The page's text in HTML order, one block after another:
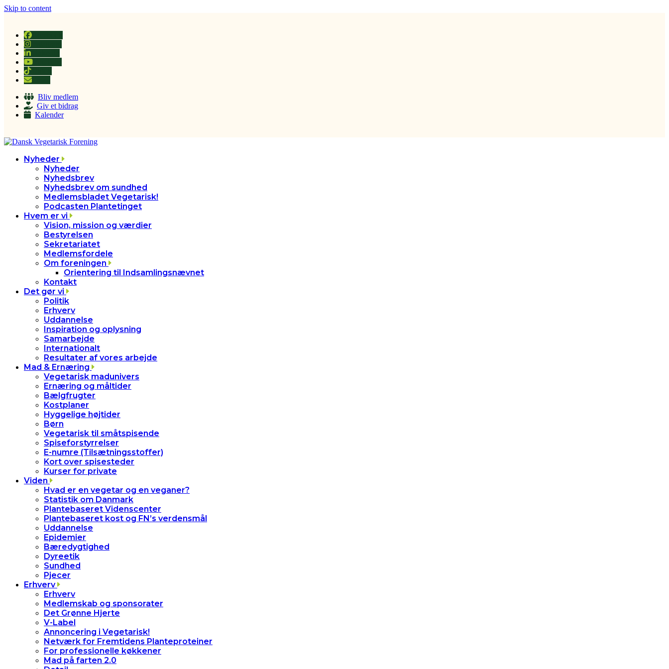
Skip to content
Tiktok
Bliv medlem
Giv et bidrag
Kalender
Nyheder
Nyheder
Nyhedsbrev
Nyhedsbrev om sundhed
Medlemsbladet Vegetarisk!
Podcasten Plantetinget
Hvem er vi
Vision, mission og værdier
Bestyrelsen
Sekretariatet
Medlemsfordele
Om foreningen
Orientering til Indsamlingsnævnet
Kontakt
Det gør vi
Politik
Erhverv
Uddannelse
Inspiration og oplysning
Samarbejde
Internationalt
Resultater af vores arbejde
Mad & Ernæring
Vegetarisk madunivers
Ernæring og måltider
Bælgfrugter
Kostplaner
Hyggelige højtider
Børn
Vegetarisk til småtspisende
Spiseforstyrrelser
E-numre (Tilsætningsstoffer)
Kort over spisesteder
Kurser for private
Viden
Hvad er en vegetar og en veganer?
Statistik om Danmark
Plantebaseret Videnscenter
Plantebaseret kost og FN’s verdensmål
Uddannelse
Epidemier
Bæredygtighed
Dyreetik
Sundhed
Pjecer
Erhverv
Erhverv
Medlemskab og sponsorater
Det Grønne Hjerte
V-Label
Annoncering i Vegetarisk!
Netværk for Fremtidens Planteproteiner
For professionelle køkkener
Mad på farten 2.0